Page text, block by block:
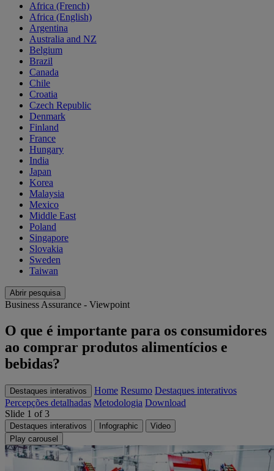
Africa (French)
Africa (English)
Argentina
Australia and NZ
Belgium
Brazil
Canada
Chile
Croatia
Czech Republic
Denmark
Finland
France
Hungary
India
Japan
Korea
Malaysia
Mexico
Middle East
Poland
Singapore
Slovakia
Sweden
Taiwan
Abrir pesquisa
Business Assurance - Viewpoint
O que é importante para os consumidores
ao comprar produtos alimentícios e
bebidas?
Destaques interativos Home Resumo Destaques interativos
Percepções detalhadas Metodologia Download
Slide 1 of 3
Destaques interativos Infographic
Video
Play carousel